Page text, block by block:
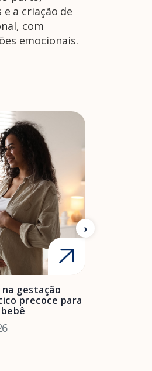
a criação de
com
emocionais.
gestação
precoce para